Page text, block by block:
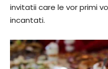
invitatii care le vor primi
incantati.